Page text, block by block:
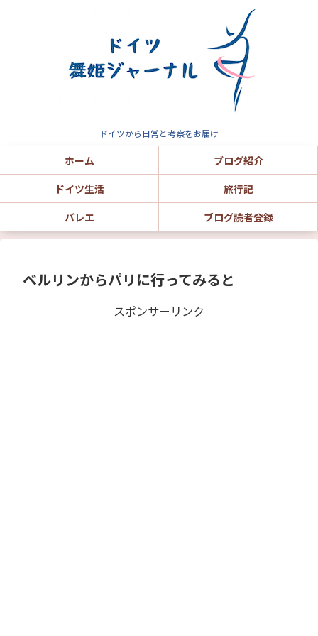
ドイツから日常と考察をお届け
ホーム
ブログ紹介
ドイツ生活
旅行記
バレエ
ブログ読者登録
ベルリンからパリに行ってみると
スポンサーリンク